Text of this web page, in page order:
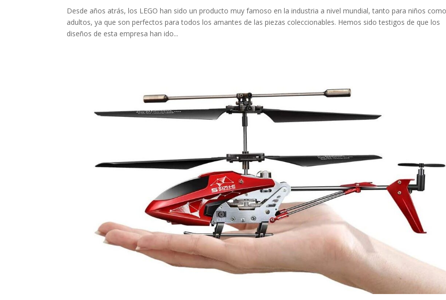
Desde años atrás, los LEGO han sido un producto muy famoso en la industria a nivel mundial, tanto para niños como
adultos, ya que son perfectos para todos los amantes de las piezas coleccionables. Hemos sido testigos de que los
diseños de esta empresa han ido...